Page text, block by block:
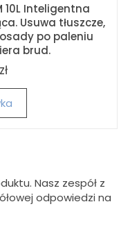
10L Inteligentna
Usuwa tłuszcze,
osady po paleniu
brud.
Nasz zespół z
odpowiedzi na